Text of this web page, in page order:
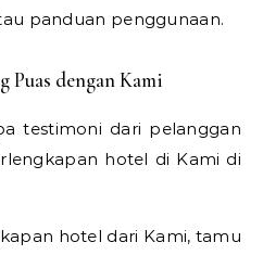
panduan penggunaan.
Puas dengan Kami
testimoni dari pelanggan
hotel di Kami di
hotel dari Kami, tamu